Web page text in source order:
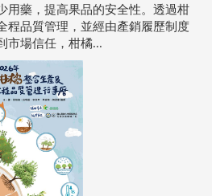
用藥，提高果品的安全性。透過柑
程品質管理，並經由產銷履歷制度
市場信任，柑橘...